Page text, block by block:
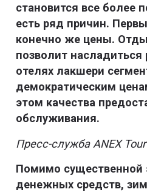
становится все более
есть ряд причин.
конечно же цены.
позволит
отелях лакшери
демократическим
этом качества
обслуживания.
Пресс-служба ANEX Tour
Помимо существенной
денежных средств,